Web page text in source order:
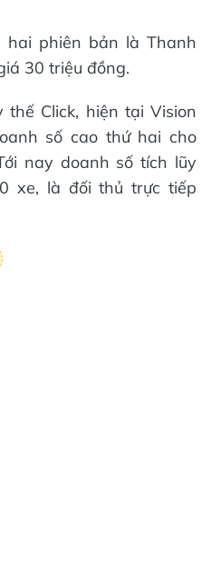
hai phiên bản là Thanh
30 triệu đồng.
Click, hiện tại Vision
số cao thứ hai cho
nay doanh số tích lũy
xe, là đối thủ trực tiếp